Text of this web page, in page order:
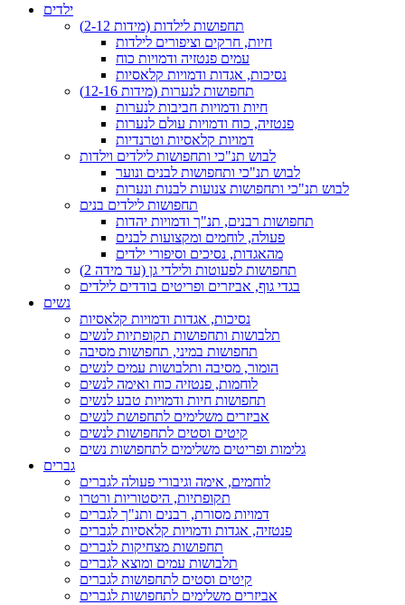
ילדים
תחפושות לילדות (מידות 2-12)
חיות, חרקים וציפורים לילדות
עמים פנטזיה ודמויות כוח
נסיכות, אגדות ודמויות קלאסיות
תחפושות לנערות (מידות 12-16)
חיות ודמויות חביבות לנערות
פנטזיה, כוח ודמויות עולם לנערות
דמויות קלאסיות וטרנדיות
לבוש תנ"כי ותחפושות לילדים וילדות
לבוש תנ"כי ותחפושות לבנים ונוער
לבוש תנ"כי ותחפושות צנועות לבנות ונערות
תחפושות לילדים בנים
תחפושות רבנים, תנ"ך ודמויות יהדות
פעולה, לוחמים ומקצועות לבנים
מהאגדות, נסיכים וסיפורי ילדים
תחפושות לפעוטות ולילדי גן (עד מידה 2)
בגדי גוף, אביזרים ופריטים בודדים לילדים
נשים
נסיכות, אגדות ודמויות קלאסיות
תלבושות ותחפושות תקופתיות לנשים
תחפושות במיני, תחפושות מסיבה
הומור, מסיבה ותלבושות עמים לנשים
לוחמות, פנטזיה כוח ואימה לנשים
תחפושות חיות ודמויות טבע לנשים
אביזרים משלימים לתחפושת לנשים
קיטים וסטים לתחפושות לנשים
גלימות ופריטים משלימים לתחפושות נשים
גברים
לוחמים, אימה וגיבורי פעולה לגברים
תקופתיות, היסטוריות ורטרו
דמויות מסורת, רבנים ותנ"ך לגברים
פנטזיה, אגדות ודמויות קלאסיות לגברים
תחפושות מצחיקות לגברים
תלבושות עמים ומוצא לגברים
קיטים וסטים לתחפושות לגברים
אביזרים משלימים לתחפושות לגברים